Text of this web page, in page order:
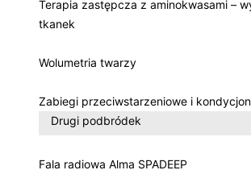
Terapia zastępcza z aminokwasami –
tkanek
Wolumetria twarzy
Zabiegi przeciwstarzeniowe i
Drugi podbródek
Fala radiowa Alma SPADEEP